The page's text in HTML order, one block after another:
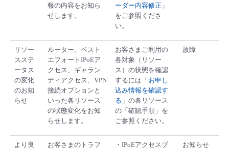
- Flexible Remote Access
- vUTM2
報の内容をお知ら
せします。
ーダー内容修正 」
をご参照くださ
い。
リソー
スステ
ータス
の変化
のお知
らせ
ルーター、ベスト
エフォートIPoEア
クセス、ギャラン
ティアクセス、VPN
接続オプションと
いった各リソース
の状態変化をお知
らせします。
お客さまご利用の
各対象（リソー
ス）の状態を確認
するには「 お申し
込み情報を確認す
る 」の各リソース
の「確認手順」を
ご参照ください。
故障
より良
お客さまのトラフ
・IPoEアクセスプ
お知らせ